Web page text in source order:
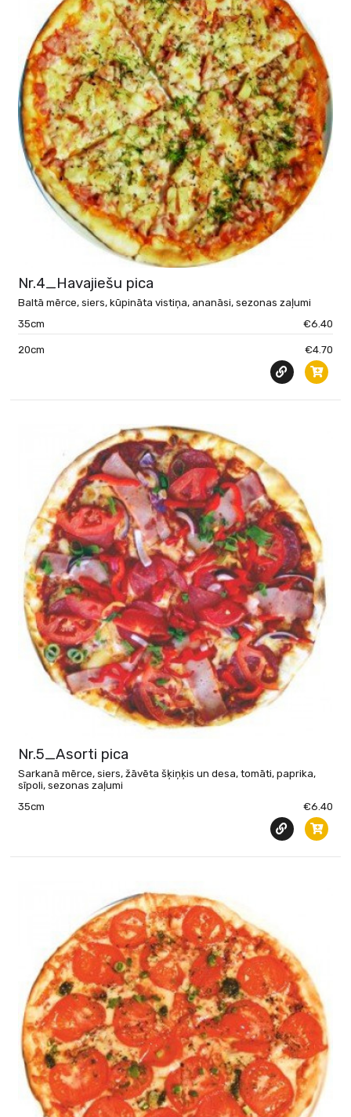
Nr.4_Havajiešu pica
Baltā mērce, siers, kūpināta vistiņa, ananāsi, sezonas zaļumi
35cm
€6.40
20cm €4.70
Nr.5_Asorti pica
Sarkanā mērce, siers, žāvēta šķiņķis un desa, tomāti, paprika,
sīpoli, sezonas zaļumi
35cm
€6.40